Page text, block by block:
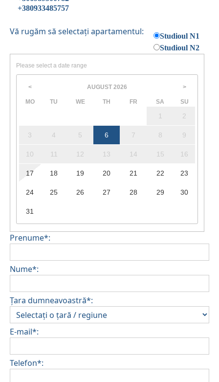
+380933485757
Vă rugăm să selectați apartamentul:
Studioul N1
Studioul N2
Please select a date range
< AUGUST 2026 >
MO TU WE TH FR SA SU
1 2
3 4 5 6 7 8 9
10 11 12 13 14 15 16
17 18 19 20 21 22 23
24 25 26 27 28 29 30
31
Prenume*:
Nume*:
Țara dumneavoastră*:
E-mail*:
Telefon*: